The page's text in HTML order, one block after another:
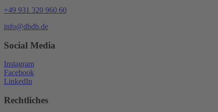
+49 931 320 960 60
info@dbdb.de
Social Media
Instagram
Facebook
LinkedIn
Rechtliches